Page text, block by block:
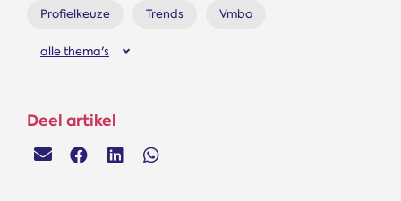
Profielkeuze Trends Vmbo
alle thema's
Deel artikel